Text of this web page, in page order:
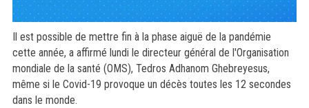
Il est possible de mettre fin à la phase aiguë de la pandémie
cette année, a affirmé lundi le directeur général de l'Organisation
mondiale de la santé (OMS), Tedros Adhanom Ghebreyesus,
même si le Covid-19 provoque un décès toutes les 12 secondes
dans le monde.